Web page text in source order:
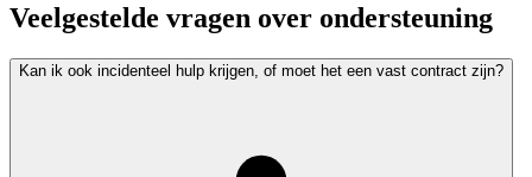
Veelgestelde vragen over ondersteuning
Kan ik ook incidenteel hulp krijgen, of moet het een vast contract zijn?